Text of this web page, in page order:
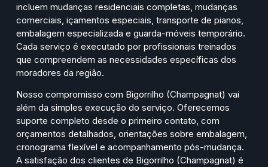
incluem mudanças residenciais completas, mudanças
comerciais, içamentos especiais, transporte de pianos,
embalagem especializada e guarda-móveis temporário.
Cada serviço é executado por profissionais treinados
que compreendem as necessidades específicas dos
moradores da região.
Nosso compromisso com Bigorrilho (Champagnat) vai
além da simples execução do serviço. Oferecemos
suporte completo desde o primeiro contato, com
orçamentos detalhados, orientações sobre embalagem,
cronograma flexível e acompanhamento pós-mudança.
A satisfação dos clientes de Bigorrilho (Champagnat) é